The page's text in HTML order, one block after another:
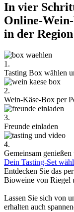
In vier
Online-
in der
1.
Tasting Box wählen
2.
Wein-Käse-Box per
3.
Freunde einladen
4.
Gemeinsam
Dein Tasting-Set
Entdecken Sie das
Bioweine von Riegel
Lassen Sie sich von
erhalten auch